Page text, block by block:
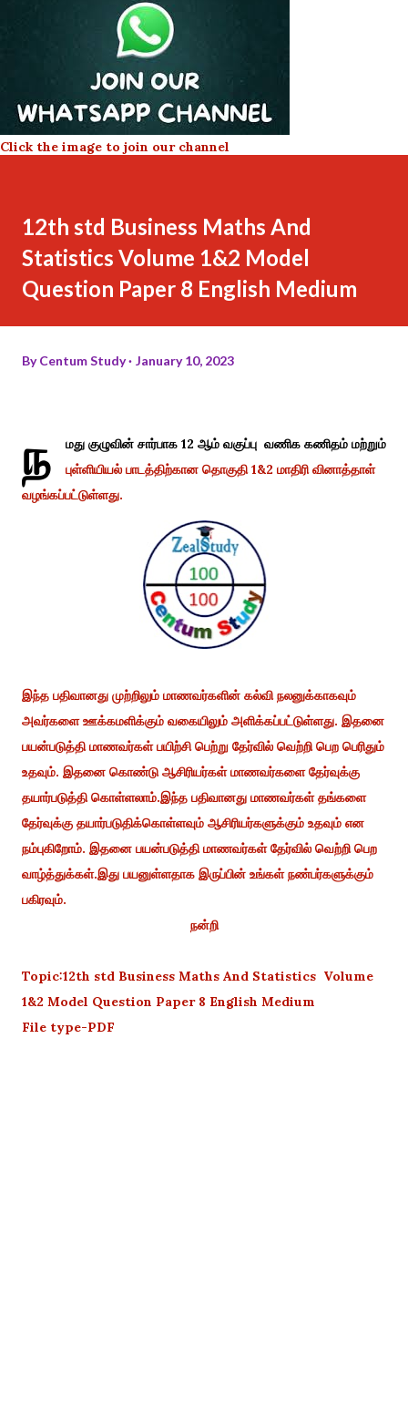
Click the image to join our channel
12th std Business Maths And
Statistics Volume 1&2 Model
Question Paper 8 English Medium
ByCentum Study January 10, 2023
ந
மது குழுவின் சார்பாக 12 ஆம் வகுப்பு வணிக கணிதம் மற்றும்
புள்ளியியல் பாடத்திற்கான தொகுதி 1&2 மாதிரி வினாத்தாள்
வழங்கப்பட்டுள்ளது.
இந்த பதிவானது முற்றிலும் மாணவர்களின் கல்வி நலனுக்காகவும்
அவர்களை ஊக்கமளிக்கும் வகையிலும் அளிக்கப்பட்டுள்ளது. இதனை
பயன்படுத்தி மாணவர்கள் பயிற்சி பெற்று தேர்வில் வெற்றி பெற பெரிதும்
உதவும். இதனை கொண்டு ஆசிரியர்கள் மாணவர்களை தேர்வுக்கு
தயார்படுத்தி கொள்ளலாம்.இந்த பதிவானது மாணவர்கள் தங்களை
தேர்வுக்கு தயார்படுதிக்கொள்ளவும் ஆசிரியர்களுக்கும் உதவும் என
நம்புகிறோம். இதனை பயன்படுத்தி மாணவர்கள் தேர்வில் வெற்றி பெற
வாழ்த்துக்கள்.இது பயனுள்ளதாக இருப்பின் உங்கள் நண்பர்களுக்கும்
பகிரவும்.
நன்றி
Topic:12th std Business Maths And Statistics Volume
1&2 Model Question Paper 8 English Medium
File type-PDF